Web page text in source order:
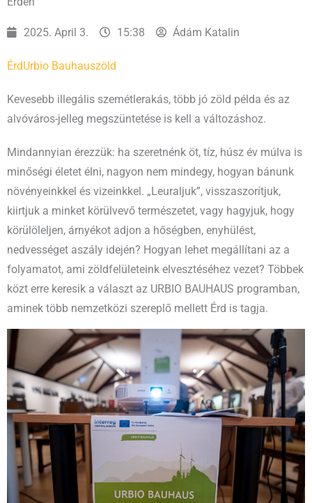
2025. April 3. 15:38 Ádám Katalin
ÉrdUrbio Bauhauszöld
Kevesebb illegális szemétlerakás, több jó zöld példa és az
alvóváros-jelleg megszüntetése is kell a változáshoz.
Mindannyian érezzük: ha szeretnénk öt, tíz, húsz év múlva is
minőségi életet élni, nagyon nem mindegy, hogyan bánunk
növényeinkkel és vizeinkkel. „Leuraljuk”, visszaszorítjuk,
kiirtjuk a minket körülvevő természetet, vagy hagyjuk, hogy
körülöleljen, árnyékot adjon a hőségben, enyhülést,
nedvességet aszály idején? Hogyan lehet megállítani az a
folyamatot, ami zöldfelületeink elvesztéséhez vezet? Többek
közt erre keresik a választ az URBIO BAUHAUS programban,
aminek több nemzetközi szereplő mellett Érd is tagja.